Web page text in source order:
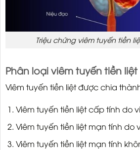
Triệu chứng viêm tuyến tiền
Phân loại viêm tuyến tiền liệt
Viêm tuyến tiền liệt được chia
Viêm tuyến tiền liệt cấp tính do
Viêm tuyến tiền liệt mạn tính do
Viêm tuyến tiền liệt mạn tính